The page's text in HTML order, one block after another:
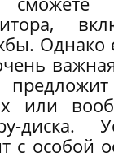
Однако
или
диска.
с особой